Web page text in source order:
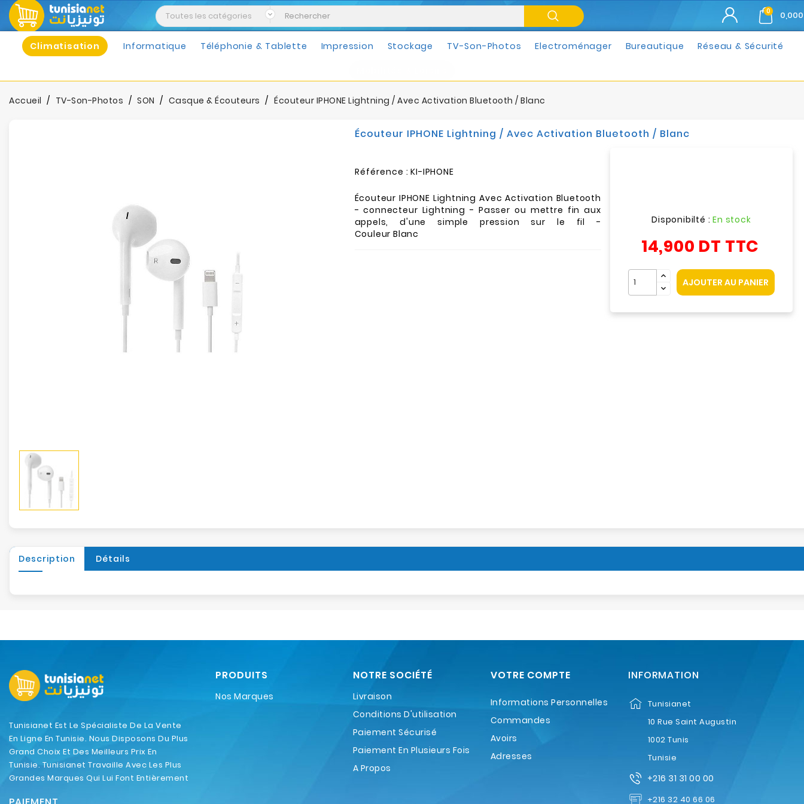
0
Climatisation Informatique Téléphonie & Tablette Impression Stockage TV-Son-Photos Electroménager Bureautique Réseau & Sécurité
Accueil TV-Son-Photos SON Casque & Écouteurs Écouteur IPHONE Lightning / Avec Activation Bluetooth / Blanc
Écouteur IPHONE Lightning / Avec Activation Bluetooth / Blanc
Référence : KI-IPHONE
Écouteur IPHONE Lightning Avec Activation Bluetooth
- connecteur Lightning - Passer ou mettre fin aux
appels, d'une simple pression sur le fil -
Couleur Blanc
Disponibilté :En stock
14,900 DT TTC
AJOUTER AU PANIER
Description Détails
Tunisianet Est Le Spécialiste De La Vente
En Ligne En Tunisie. Nous Disposons Du Plus
Grand Choix Et Des Meilleurs Prix En
Tunisie. Tunisianet Travaille Avec Les Plus
Grandes Marques Qui Lui Font Entièrement
PRODUITS
Nos Marques
NOTRE SOCIÉTÉ
Livraison
Conditions D'utilisation
Paiement Sécurisé
Paiement En Plusieurs Fois
A Propos
VOTRE COMPTE
Informations Personnelles
Commandes
Avoirs
Adresses
INFORMATION
Tunisianet
10 Rue Saint Augustin
1002 Tunis
Tunisie
+216 31 31 00 00
+216 32 40 66 06